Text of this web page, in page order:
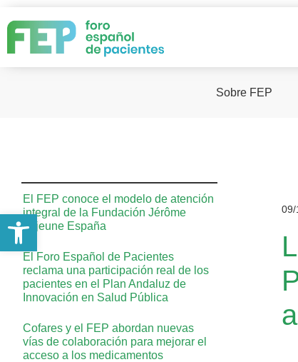
Sobre FEP
El FEP conoce el modelo de atención
integral de la Fundación Jérôme
Lejeune España
El Foro Español de Pacientes
reclama una participación real de los
pacientes en el Plan Andaluz de
Innovación en Salud Pública
Cofares y el FEP abordan nuevas
vías de colaboración para mejorar el
acceso a los medicamentos
09/
Abrir barra de herramientas